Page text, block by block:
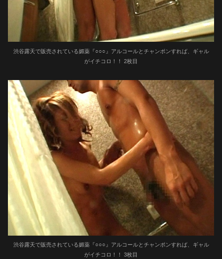
渋谷露天で販売されている媚薬『○○○』アルコールとチャンポンすれば、ギャル
がイチコロ！！ 2枚目
渋谷露天で販売されている媚薬『○○○』アルコールとチャンポンすれば、ギャル
がイチコロ！！ 3枚目